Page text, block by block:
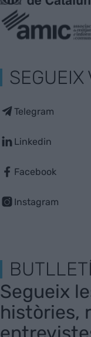
SEGUEIX
Telegram
Linkedin
Facebook
Instagram
BUTLLETÍ
Segueix
històries,